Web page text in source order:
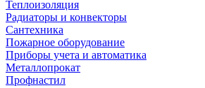
Теплоизоляция
Радиаторы и конвекторы
Сантехника
Пожарное оборудование
Приборы учета и автоматика
Металлопрокат
Профнастил